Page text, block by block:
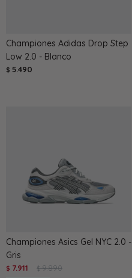
Championes Adidas Drop Step
Low 2.0 - Blanco
$ 5.490
Championes Asics Gel NYC 2.0 -
Gris
$ 7.911 $ 9.890